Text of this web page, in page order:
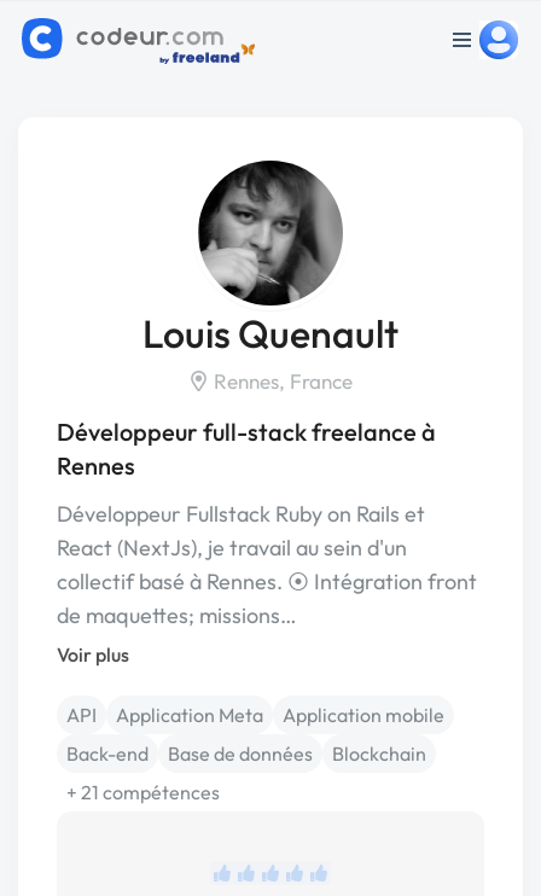
Louis Quenault
Rennes, France
Développeur full-stack freelance à
Rennes
Développeur Fullstack Ruby on Rails et
React (NextJs), je travail au sein d'un
collectif basé à Rennes. ⦿ Intégration front
de maquettes; missions…
Voir plus
API Application Meta
Application mobile
Back-end
Base de données
Blockchain
+ 21 compétences